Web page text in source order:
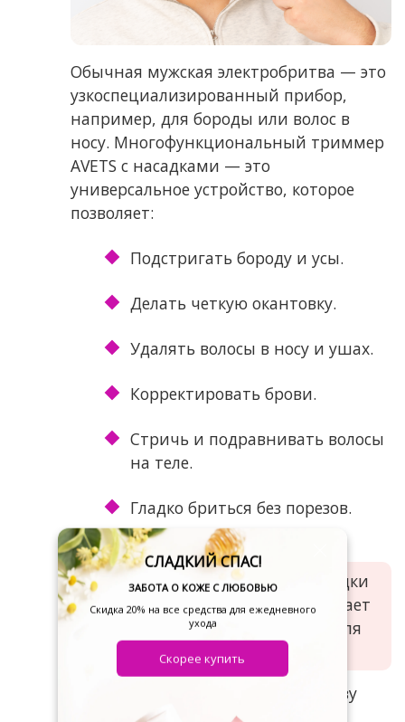
Обычная мужская электробритва — это
узкоспециализированный прибор,
например, для бороды или волос в
носу. Многофункциональный триммер
AVETS с насадками — это
универсальное устройство, которое
позволяет:
Подстригать бороду и усы.
Делать четкую окантовку.
Удалять волосы в носу и ушах.
Корректировать брови.
Стричь и подравнивать волосы
на теле.
Гладко бриться без порезов.
✨ Главное отличие:
В комплекте идут сменные насадки
разной длины и формы, что делает
его идеальным инструментом для
любых задач.
Когда один прибор закрывает сразу
несколько задач, уход становится
СЛАДКИЙ СПАС!
ЗАБОТА О КОЖЕ С ЛЮБОВЬЮ
Скидка 20% на все средства для ежедневного
ухода
Скорее купить